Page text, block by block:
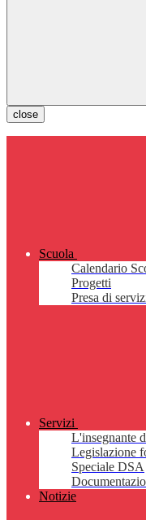
close
Scuola
Calendario
Progetti
Presa di
Servizi
L'insegnante
Legislazione
Speciale DSA
Notizie